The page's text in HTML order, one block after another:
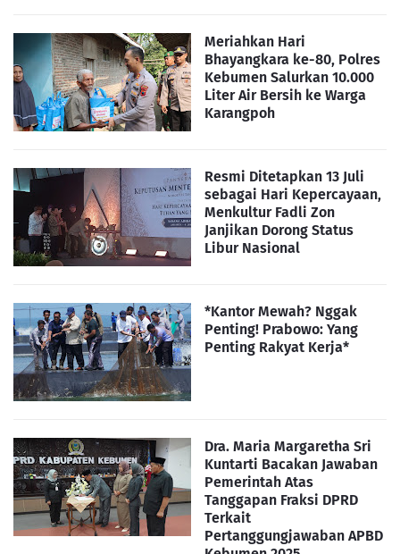
Meriahkan Hari
Bhayangkara ke-80, Polres
Kebumen Salurkan 10.000
Liter Air Bersih ke Warga
Karangpoh
Resmi Ditetapkan 13 Juli
sebagai Hari Kepercayaan,
Menkultur Fadli Zon
Janjikan Dorong Status
Libur Nasional
*Kantor Mewah? Nggak
Penting! Prabowo: Yang
Penting Rakyat Kerja*
Dra. Maria Margaretha Sri
Kuntarti Bacakan Jawaban
Pemerintah Atas
Tanggapan Fraksi DPRD
Terkait
Pertanggungjawaban APBD